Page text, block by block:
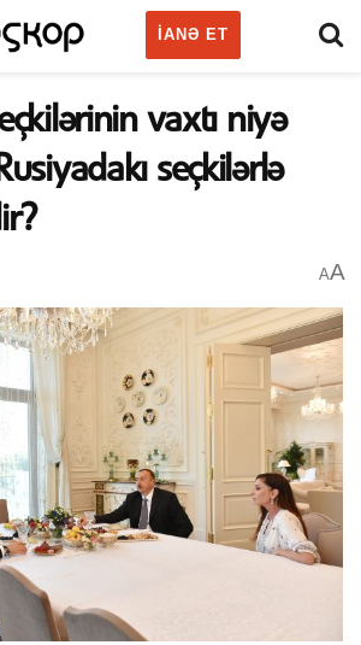
IANƏ ET
vaxtı niyə
seçkilərlə
AA